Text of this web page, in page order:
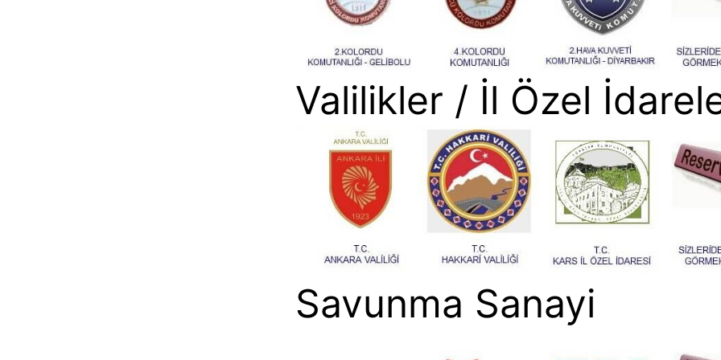
Valilikler / İl Özel
Savunma Sanayi